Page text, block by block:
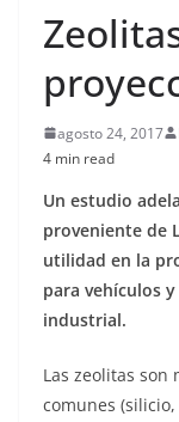
agosto 24, 2017
4 min read
Un estudio
proveniente de
utilidad en la
para vehículos
industrial.
Las zeolitas son
comunes